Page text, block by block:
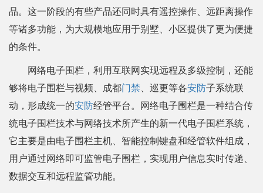
品。这一阶段的有些产品还同时具有遥控操作、远距离操作
等诸多功能，为大规模地应用于别墅、小区提供了更为便捷
的条件。
网络电子围栏，利用互联网实现远程及多级控制，还能
够将电子围栏与视频、成都门禁、巡更等各安防子系统联
动，形成统一的安防经管平台。网络电子围栏是一种结合传
统电子围栏技术与网络技术所产生的新一代电子围栏系统，
它主要是由电子围栏主机、智能控制键盘和经管软件组成，
用户通过网络即可监管电子围栏，实现用户信息实时传递、
数据交互和远程监管功能。